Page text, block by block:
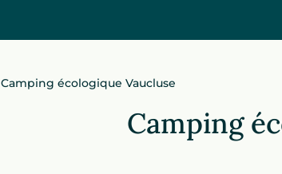
Camping écologique Vaucluse
Camping